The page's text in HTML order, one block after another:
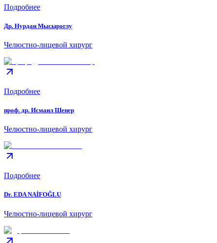
Подробнее
Др. Нурдан Мысыроглу
Челюстно-лицевой хирург
Подробнее
проф. др. Исмаил Шенер
Челюстно-лицевой хирург
Подробнее
Dr. EDA NAİFOĞLU
Челюстно-лицевой хирург